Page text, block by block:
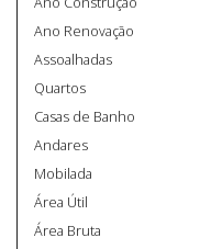
Ano Renovação
Assoalhadas
Quartos
Casas de Banho
Andares
Mobilada
Área Útil
Área Bruta